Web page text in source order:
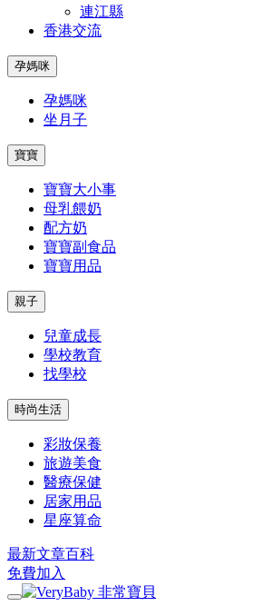
連江縣
香港交流
孕媽咪
孕媽咪
坐月子
寶寶
寶寶大小事
母乳餵奶
配方奶
寶寶副食品
寶寶用品
親子
兒童成長
學校教育
找學校
時尚生活
彩妝保養
旅遊美食
醫療保健
居家用品
星座算命
最新文章百科
免費加入